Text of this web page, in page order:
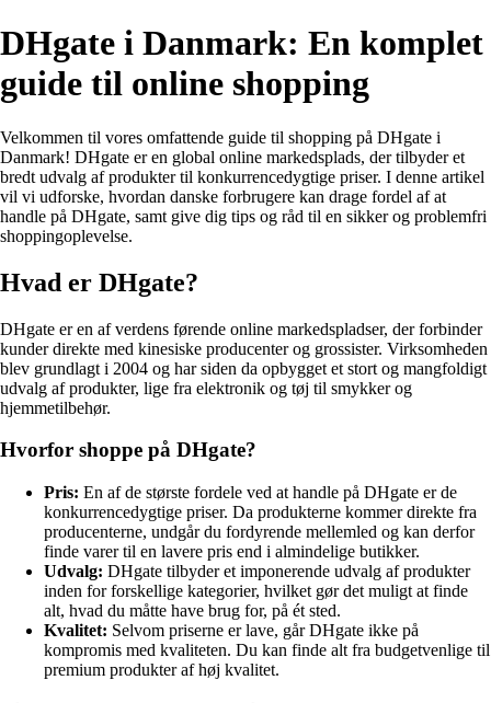
DHgate i Danmark: En komplet
guide til online shopping
Velkommen til vores omfattende guide til shopping på DHgate i
Danmark! DHgate er en global online markedsplads, der tilbyder et
bredt udvalg af produkter til konkurrencedygtige priser. I denne artikel
vil vi udforske, hvordan danske forbrugere kan drage fordel af at
handle på DHgate, samt give dig tips og råd til en sikker og problemfri
shoppingoplevelse.
Hvad er DHgate?
DHgate er en af verdens førende online markedspladser, der forbinder
kunder direkte med kinesiske producenter og grossister. Virksomheden
blev grundlagt i 2004 og har siden da opbygget et stort og mangfoldigt
udvalg af produkter, lige fra elektronik og tøj til smykker og
hjemmetilbehør.
Hvorfor shoppe på DHgate?
Pris: En af de største fordele ved at handle på DHgate er de
konkurrencedygtige priser. Da produkterne kommer direkte fra
producenterne, undgår du fordyrende mellemled og kan derfor
finde varer til en lavere pris end i almindelige butikker.
Udvalg: DHgate tilbyder et imponerende udvalg af produkter
inden for forskellige kategorier, hvilket gør det muligt at finde
alt, hvad du måtte have brug for, på ét sted.
Kvalitet: Selvom priserne er lave, går DHgate ikke på
kompromis med kvaliteten. Du kan finde alt fra budgetvenlige til
premium produkter af høj kvalitet.